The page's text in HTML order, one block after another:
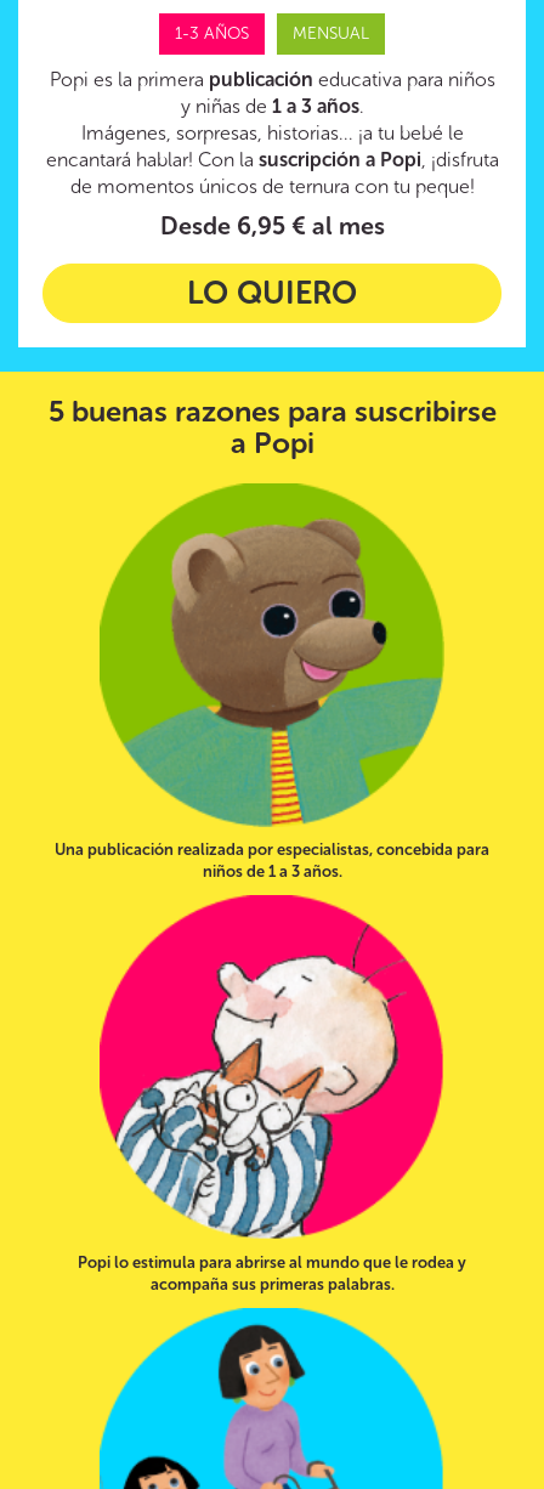
1-3 AÑOS MENSUAL
Popi es la primera publicación educativa para niños
y niñas de 1 a 3 años.
Imágenes, sorpresas, historias... ¡a tu bebé le
encantará hablar! Con la suscripción a Popi, ¡disfruta
de momentos únicos de ternura con tu peque!
Desde 6,95 € al mes
LO QUIERO
5 buenas razones para suscribirse
a Popi
Una publicación realizada por especialistas, concebida para
niños de 1 a 3 años.
Popi lo estimula para abrirse al mundo que le rodea y
acompaña sus primeras palabras.